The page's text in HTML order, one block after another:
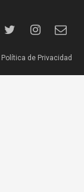
Política de Privacidad